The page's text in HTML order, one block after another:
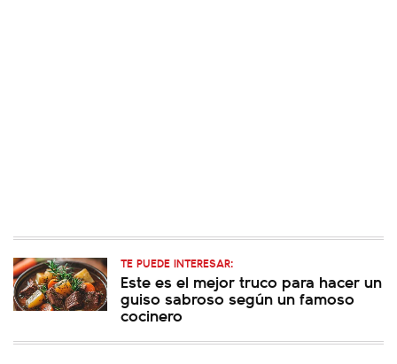
TE PUEDE INTERESAR:
Este es el mejor truco para hacer un
guiso sabroso según un famoso
cocinero